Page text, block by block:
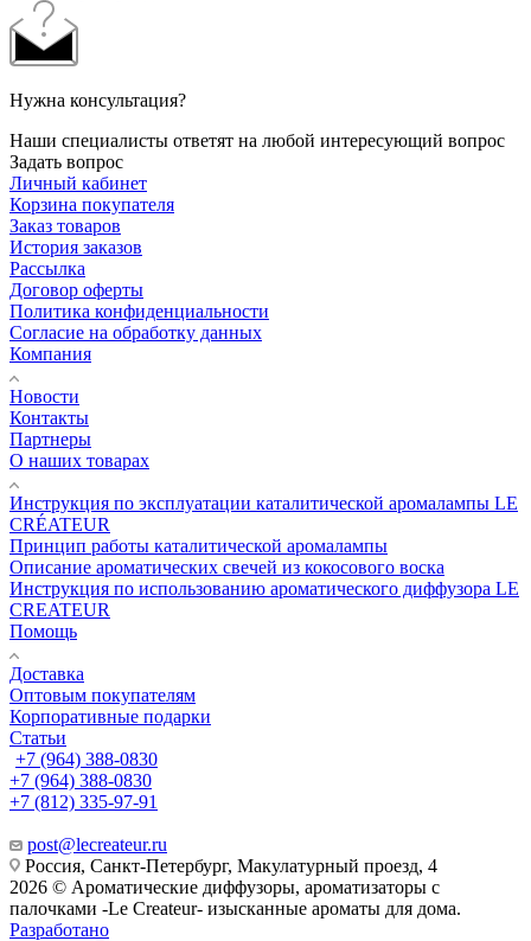
Нужна консультация?
Наши специалисты ответят на любой интересующий вопрос
Задать вопрос
Личный кабинет
Корзина покупателя
Заказ товаров
История заказов
Рассылка
Договор оферты
Политика конфиденциальности
Согласие на обработку данных
Компания
Новости
Контакты
Партнеры
О наших товарах
Инструкция по эксплуатации каталитической аромалампы LE
CRÉATEUR
Принцип работы каталитической аромалампы
Описание ароматических свечей из кокосового воска
Инструкция по использованию ароматического диффузора LE
CREATEUR
Помощь
Доставка
Оптовым покупателям
Корпоративные подарки
Статьи
+7 (964) 388-0830
+7 (964) 388-0830
+7 (812) 335-97-91
post@lecreateur.ru
Россия, Санкт-Петербург, Макулатурный проезд, 4
2026 © Ароматические диффузоры, ароматизаторы с
палочками -Le Createur- изысканные ароматы для дома.
Разработано